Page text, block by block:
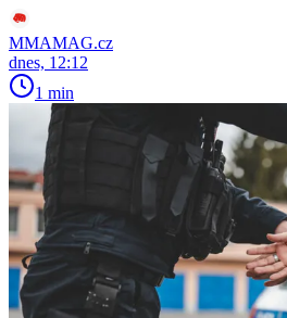
MMAMAG.cz
dnes, 12:12
1 min